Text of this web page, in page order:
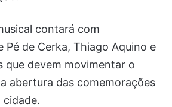
contará com
Pé de Cerka, Thiago Aquino e
que devem movimentar o
abertura das comemorações
cidade.